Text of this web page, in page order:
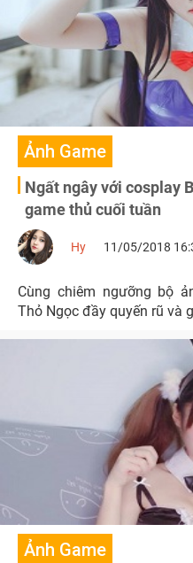
Ảnh Game
Ngất ngây với cosplay
game thủ cuối tuần
Hy 11/05/2018
Cùng chiêm ngưỡng bộ
Thỏ Ngọc đầy quyến rũ và
Ảnh Game